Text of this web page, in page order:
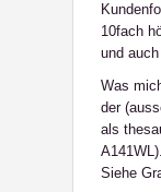
10fach
und
Was
der
als
Siehe